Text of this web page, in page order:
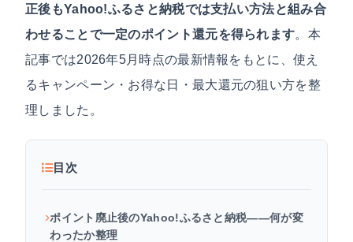
正後もYahoo!ふるさと納税では支払い方法と組み合
わせることで一定のポイント還元を得られます。本
記事では2026年5月時点の最新情報をもとに、使え
るキャンペーン・お得な日・最大還元の狙い方を整
理しました。
目次
ポイント廃止後のYahoo!ふるさと納税——何が変
わったか整理